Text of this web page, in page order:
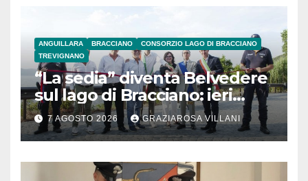
ANGUILLARA BRACCIANO
CONSORZIO LAGO DI BRACCIANO
TREVIGNANO
“La sedia” diventa Belvedere
sul lago di Bracciano: ieri
l’inaugurazione
7 AGOSTO 2026 GRAZIAROSA VILLANI